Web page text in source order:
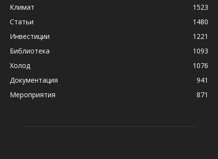
Климат
1523
Статьи
1480
Инвестиции
1221
Библиотека
1093
Холод
1076
Документация
941
Мероприятия
871